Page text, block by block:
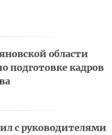
области
подготовке кадров
с руководителями